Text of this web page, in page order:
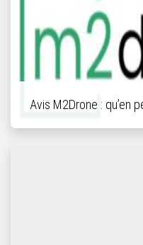
Avis M2Drone : qu’en